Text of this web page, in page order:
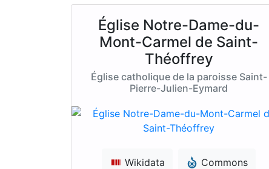
Église Notre-Dame-du-
Mont-Carmel de Saint-
Théoffrey
Église catholique de la paroisse Saint-
Pierre-Julien-Eymard
Wikidata Commons